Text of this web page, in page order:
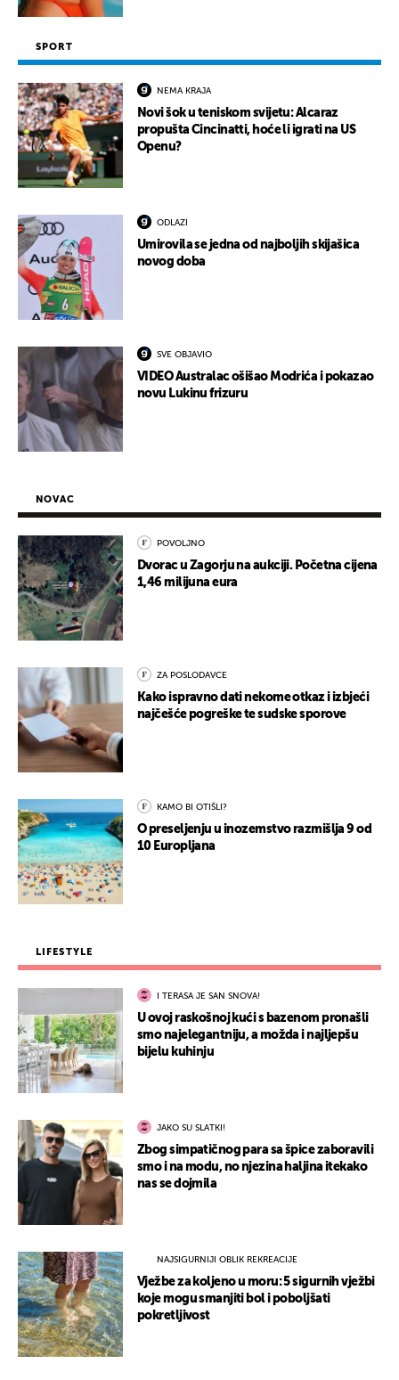
SPORT
NEMA KRAJA
Novi šok u teniskom svijetu: Alcaraz
propušta Cincinatti, hoće li igrati na US
Openu?
ODLAZI
Umirovila se jedna od najboljih skijašica
novog doba
SVE OBJAVIO
VIDEO Australac ošišao Modrića i pokazao
novu Lukinu frizuru
NOVAC
POVOLJNO
Dvorac u Zagorju na aukciji. Početna cijena
1,46 milijuna eura
ZA POSLODAVCE
Kako ispravno dati nekome otkaz i izbjeći
najčešće pogreške te sudske sporove
KAMO BI OTIŠLI?
O preseljenju u inozemstvo razmišlja 9 od
10 Europljana
LIFESTYLE
I TERASA JE SAN SNOVA!
U ovoj raskošnoj kući s bazenom pronašli
smo najelegantniju, a možda i najljepšu
bijelu kuhinju
JAKO SU SLATKI!
Zbog simpatičnog para sa špice zaboravili
smo i na modu, no njezina haljina itekako
nas se dojmila
NAJSIGURNIJI OBLIK REKREACIJE
Vježbe za koljeno u moru: 5 sigurnih vježbi
koje mogu smanjiti bol i poboljšati
pokretljivost